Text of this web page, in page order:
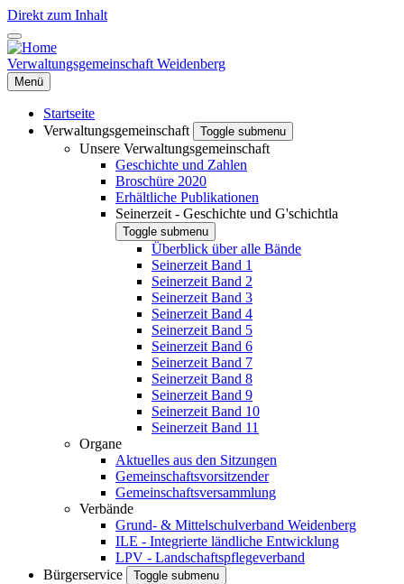
Direkt zum Inhalt
Verwaltungsgemeinschaft Weidenberg
Menü
Startseite
Verwaltungsgemeinschaft
Toggle submenu
Unsere Verwaltungsgemeinschaft
Geschichte und Zahlen
Broschüre 2020
Erhältliche Publikationen
Seinerzeit - Geschichte und G'schichtla
Toggle submenu
Überblick über alle Bände
Seinerzeit Band 1
Seinerzeit Band 2
Seinerzeit Band 3
Seinerzeit Band 4
Seinerzeit Band 5
Seinerzeit Band 6
Seinerzeit Band 7
Seinerzeit Band 8
Seinerzeit Band 9
Seinerzeit Band 10
Seinerzeit Band 11
Organe
Aktuelles aus den Sitzungen
Gemeinschaftsvorsitzender
Gemeinschaftsversammlung
Verbände
Grund- & Mittelschulverband Weidenberg
ILE - Integrierte ländliche Entwicklung
LPV - Landschaftspflegeverband
Bürgerservice
Toggle submenu